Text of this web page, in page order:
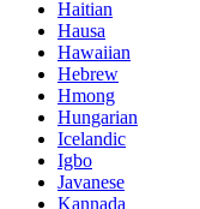
Haitian
Hausa
Hawaiian
Hebrew
Hmong
Hungarian
Icelandic
Igbo
Javanese
Kannada